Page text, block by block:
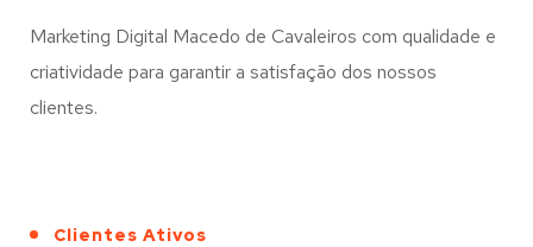
Marketing Digital Macedo de Cavaleiros com qualidade e
criatividade para garantir a satisfação dos nossos
clientes.
Clientes Ativos